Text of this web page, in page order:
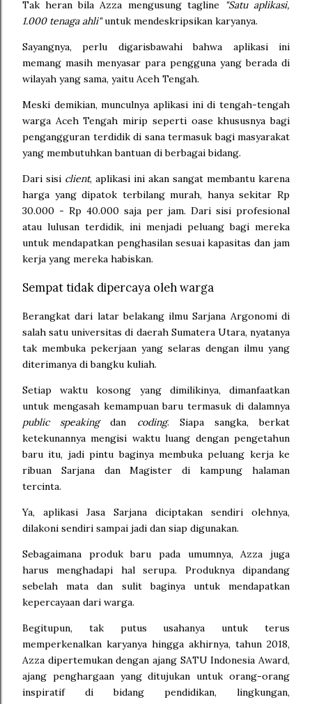
Tak heran bila Azza mengusung tagline "Satu aplikasi,
1.000 tenaga ahli"untuk mendeskripsikan karyanya.
Sayangnya, perlu digarisbawahi bahwa aplikasi ini
memang masih menyasar para pengguna yang berada di
wilayah yang sama, yaitu Aceh Tengah.
Meski demikian, munculnya aplikasi ini di tengah-tengah
warga Aceh Tengah mirip seperti oase khususnya bagi
pengangguran terdidik di sana termasuk bagi masyarakat
yang membutuhkan bantuan di berbagai bidang.
Dari sisi client, aplikasi ini akan sangat membantu karena
harga yang dipatok terbilang murah, hanya sekitar Rp
30.000 - Rp 40.000 saja per jam. Dari sisi profesional
atau lulusan terdidik, ini menjadi peluang bagi mereka
untuk mendapatkan penghasilan sesuai kapasitas dan jam
kerja yang mereka habiskan.
Sempat tidak dipercaya oleh warga
Berangkat dari latar belakang ilmu Sarjana Argonomi di
salah satu universitas di daerah Sumatera Utara, nyatanya
tak membuka pekerjaan yang selaras dengan ilmu yang
diterimanya di bangku kuliah.
Setiap waktu kosong yang dimilikinya, dimanfaatkan
untuk mengasah kemampuan baru termasuk di dalamnya
public speakingdan coding. Siapa sangka, berkat
ketekunannya mengisi waktu luang dengan pengetahun
baru itu, jadi pintu baginya membuka peluang kerja ke
ribuan Sarjana dan Magister di kampung halaman
tercinta.
Ya, aplikasi Jasa Sarjana diciptakan sendiri olehnya,
dilakoni sendiri sampai jadi dan siap digunakan.
Sebagaimana produk baru pada umumnya, Azza juga
harus menghadapi hal serupa. Produknya dipandang
sebelah mata dan sulit baginya untuk mendapatkan
kepercayaan dari warga.
Begitupun, tak putus usahanya untuk terus
memperkenalkan karyanya hingga akhirnya, tahun 2018,
Azza dipertemukan dengan ajang SATU Indonesia Award,
ajang penghargaan yang ditujukan untuk orang-orang
inspiratif di bidang pendidikan, lingkungan,